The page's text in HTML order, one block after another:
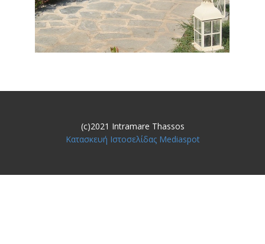
(c)2021 Intramare Thassos
Κατασκευή Ιστοσελίδας Mediaspot